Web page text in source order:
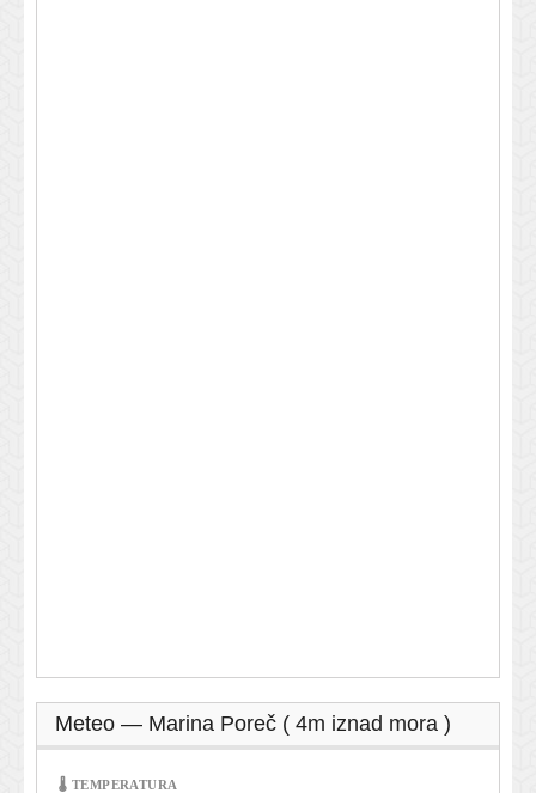
Meteo — Marina Poreč ( 4m iznad mora )
🌡 TEMPERATURA